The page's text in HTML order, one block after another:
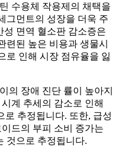
수용체 작용제의 채택을
그먼트의 성장을 더욱 주
성 면역 혈소판 감소증은
련된 높은 비용과 생물시
로 인해 시장 점유율을 잃
의 장애 진단 률이 높아지
계 추세의 감소로 인해
로 추정됩니다. 또한, 급성
드의 부피 소비 증가는
것으로 추정됩니다.